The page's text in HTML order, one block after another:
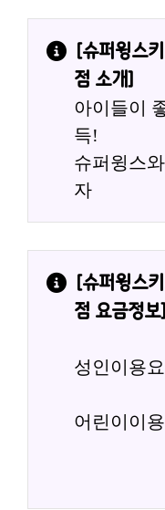
[슈퍼윙스
점 소개]
아이들이
득!
슈퍼윙스
자
[슈퍼윙스
점 요금정보]
성인이용
어린이이